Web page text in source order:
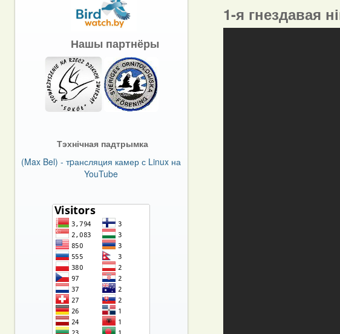
1-я гнездавая
Нашы партнёры
Тэхнічная падтрымка
(Max Bel) - тpансляция камер с Linux на
YouTube